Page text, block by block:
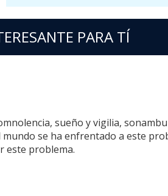
PARA TÍ
sueño y vigilia,
se ha enfrentado a este
este problema.